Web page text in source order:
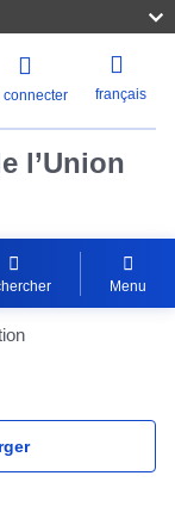
connecter français
l’Union
Menu